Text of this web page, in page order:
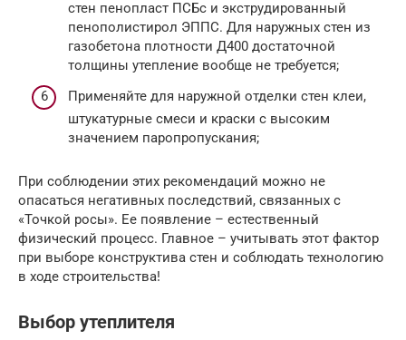
стен пенопласт ПСБс и экструдированный
пенополистирол ЭППС. Для наружных стен из
газобетона плотности Д400 достаточной
толщины утепление вообще не требуется;
Применяйте для наружной отделки стен клеи,
штукатурные смеси и краски с высоким
значением паропропускания;
При соблюдении этих рекомендаций можно не
опасаться негативных последствий, связанных с
«Точкой росы». Ее появление – естественный
физический процесс. Главное – учитывать этот фактор
при выборе конструктива стен и соблюдать технологию
в ходе строительства!
Выбор утеплителя